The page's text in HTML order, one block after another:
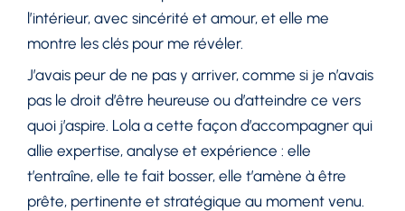
l’intérieur, avec sincérité et amour, et elle me
montre les clés pour me révéler.
J’avais peur de ne pas y arriver, comme si je n’avais
pas le droit d’être heureuse ou d’atteindre ce vers
quoi j’aspire. Lola a cette façon d’accompagner qui
allie expertise, analyse et expérience : elle
t’entraîne, elle te fait bosser, elle t’amène à être
prête, pertinente et stratégique au moment venu.